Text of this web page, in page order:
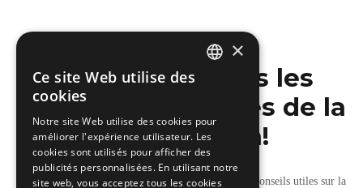
Ne manquez pas les
dernières nouvelles de la
construction!
Recevez nos mises à jour hebdomadaires pleines de conseils utiles sur la
×
Ce site Web utilise des
cookies
Notre site Web utilise des cookies pour
améliorer l'expérience utilisateur. Les
cookies sont utilisés pour afficher des
publicités personnalisées. En utilisant notre
site web, vous acceptez tous les cookies